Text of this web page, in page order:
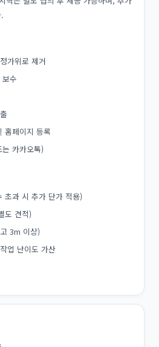
가위로 제거
수
홈페이지 등록
카카오톡)
초과 시 추가 단가 적용)
도 견적)
3m 이상)
업 난이도 가산